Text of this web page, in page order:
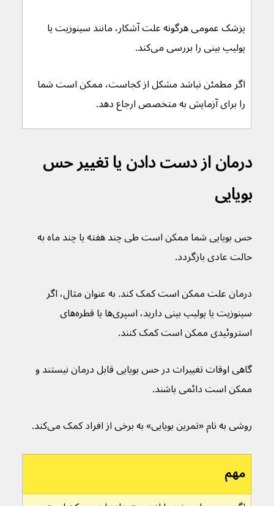
پزشک عمومی هرگونه علت آشکار، مانند سینوزیت یا
پولیپ بینی را بررسی می‌کند.
اگر مطمئن نباشد مشکل از کجاست، ممکن است شما
را برای آزمایش به متخصص ارجاع دهد.
درمان از دست دادن یا تغییر حس
بویایی
حس بویایی شما ممکن است طی چند هفته یا چند ماه به
حالت عادی بازگردد.
درمان علت ممکن است کمک کند. به عنوان مثال، اگر
سینوزیت یا پولیپ بینی دارید، اسپری‌ها یا قطره‌های
استروئیدی ممکن است کمک کنند.
گاهی اوقات تغییرات در حس بویایی قابل درمان نیستند و
ممکن است دائمی باشند.
روشی به نام «تمرین بویایی» به برخی از افراد کمک می‌کند.
مهم